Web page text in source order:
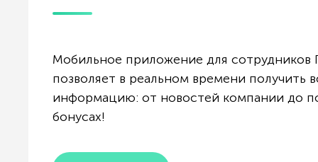
Мобильное приложение для сотрудников
позволяет в реальном времени получить
информацию: от новостей компании до
бонусах!